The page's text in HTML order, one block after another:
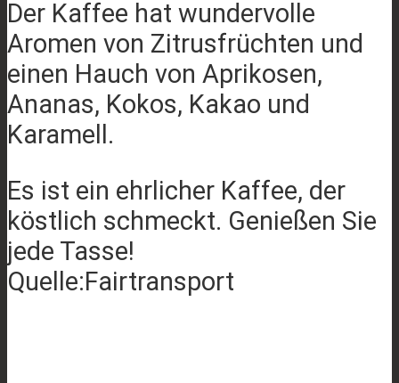
Der Kaffee hat wundervolle
Aromen von Zitrusfrüchten und
einen Hauch von Aprikosen,
Ananas, Kokos, Kakao und
Karamell.
Es ist ein ehrlicher Kaffee, der
köstlich schmeckt. Genießen Sie
jede Tasse!
Quelle:Fairtransport